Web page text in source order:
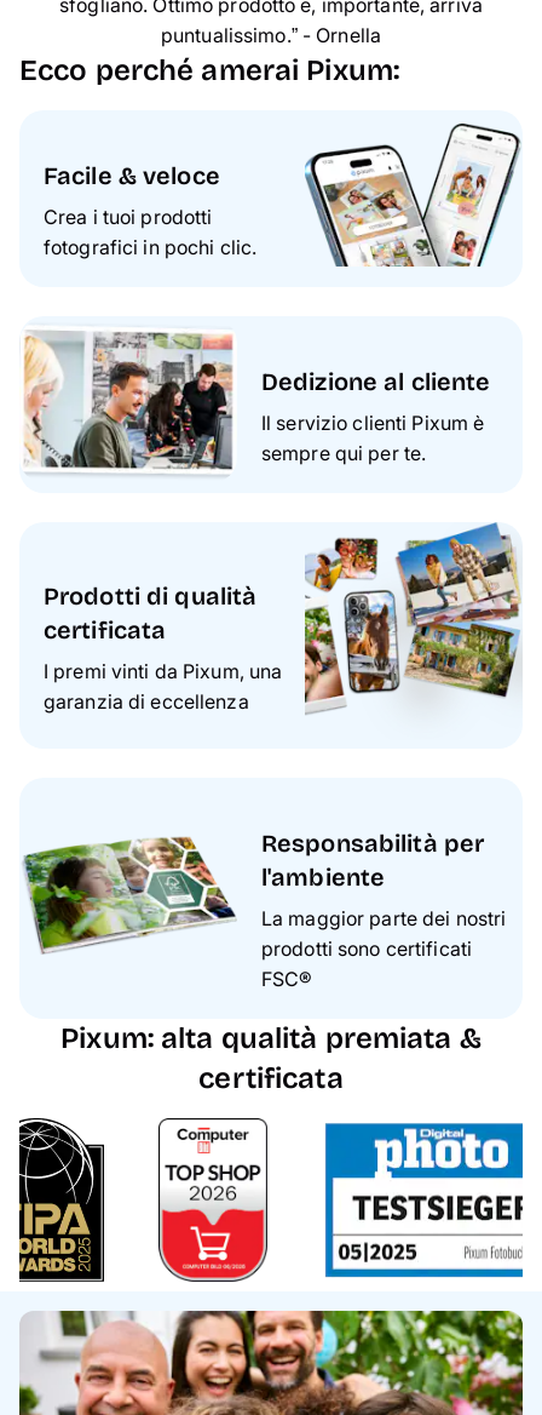
sfogliano. Ottimo prodotto e, importante, arriva
puntualissimo.” - Ornella
Ecco perché amerai Pixum:
Facile & veloce
Crea i tuoi prodotti
fotografici in pochi clic.
Dedizione al cliente
Il servizio clienti Pixum è
sempre qui per te.
Prodotti di qualità
certificata
I premi vinti da Pixum, una
garanzia di eccellenza
Responsabilità per
l'ambiente
La maggior parte dei nostri
prodotti sono certificati
FSC®
Pixum: alta qualità premiata &
certificata